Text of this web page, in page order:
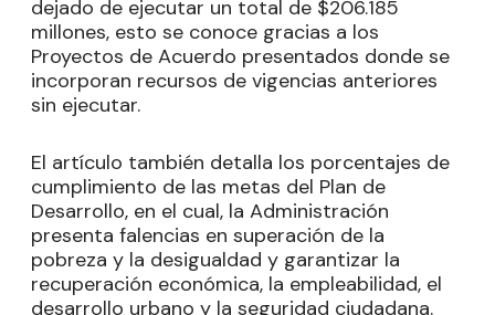
dejado de ejecutar un total de $206.185
millones, esto se conoce gracias a los
Proyectos de Acuerdo presentados donde se
incorporan recursos de vigencias anteriores
sin ejecutar.
El artículo también detalla los porcentajes de
cumplimiento de las metas del Plan de
Desarrollo, en el cual, la Administración
presenta falencias en superación de la
pobreza y la desigualdad y garantizar la
recuperación económica, la empleabilidad, el
desarrollo urbano y la seguridad ciudadana.